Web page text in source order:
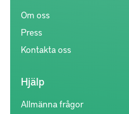
Om oss
Press
Kontakta oss
Hjälp
Allmänna frågor